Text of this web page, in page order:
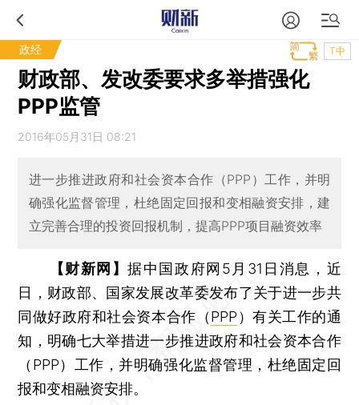
政经 T中
财政部、发改委要求多举措强化
PPP监管
2016年05月31日 08:21
进一步推进政府和社会资本合作（PPP）工作，并明
确强化监督管理，杜绝固定回报和变相融资安排，建
立完善合理的投资回报机制，提高PPP项目融资效率
【财新网】据中国政府网5月31日消息，近
日，财政部、国家发展改革委发布了关于进一步共
同做好政府和社会资本合作（PPP ）有关工作的通
知，明确七大举措进一步推进政府和社会资本合作
（PPP）工作，并明确强化监督管理，杜绝固定回
报和变相融资安排。